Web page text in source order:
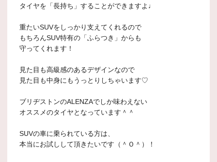
タイヤを「長持ち」することができますよ♩
重たいSUVをしっかり支えてくれるので
もちろんSUV特有の「ふらつき」からも
守ってくれます！
見た目も高級感のあるデザインなので
見た目も中身にもうっとりしちゃいます♡
ブリヂストンのALENZAでしか味わえない
オススメのタイヤとなっています＾＾
SUVの車に乗られている方は、
本当にお試しして頂きたいです（＾Ｏ＾）！